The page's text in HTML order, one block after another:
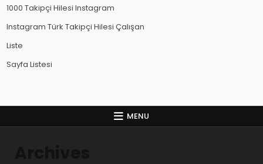
1000 Takipçi Hilesi Instagram
Instagram Türk Takipçi Hilesi Çalışan
Liste
Sayfa Listesi
MENU